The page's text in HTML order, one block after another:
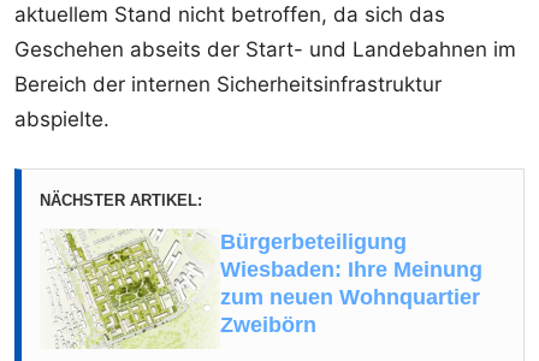
aktuellem Stand nicht betroffen, da sich das
Geschehen abseits der Start- und Landebahnen im
Bereich der internen Sicherheitsinfrastruktur
abspielte.
NÄCHSTER ARTIKEL:
Bürgerbeteiligung
Wiesbaden: Ihre Meinung
zum neuen Wohnquartier
Zweibörn